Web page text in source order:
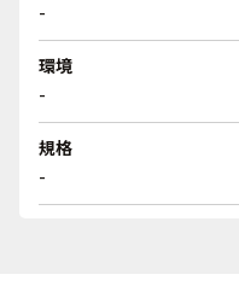
-
環境
-
規格
-